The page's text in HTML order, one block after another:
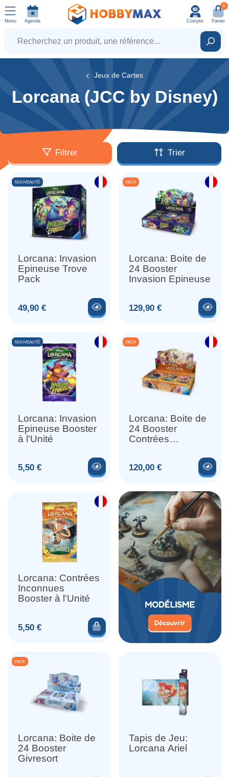
Menu Agenda Compte
0
Panier
Recherchez un produit, une référence...
Jeux de Cartes
Lorcana (JCC by Disney)
Filtrer Trier
Lorcana: Invasion
Epineuse Trove
Pack
Prix
49,90 €
NOUVEAUTÉ
Voir le produit
Lorcana: Boite de
24 Booster
Invasion Epineuse
Prix
129,90 €
PACK
Lorcana: Invasion
Epineuse Booster
à l'Unité
Prix
5,50 €
NOUVEAUTÉ
Voir le produit
Lorcana: Boite de
24 Booster
Contrées
Prix
120,00 €
PACK
Lorcana: Contrées
Inconnues
Booster à l'Unité
Prix
5,50 € Ajouter au panier
Lorcana: Boite de
24 Booster
Givresort
PACK
Tapis de Jeu:
Lorcana Ariel